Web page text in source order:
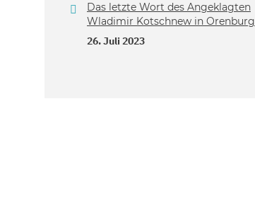
Das letzte Wort des Angeklagten
Wladimir Kotschnew in Orenburg
26. Juli 2023